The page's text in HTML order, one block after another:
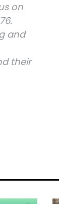
on
and
their